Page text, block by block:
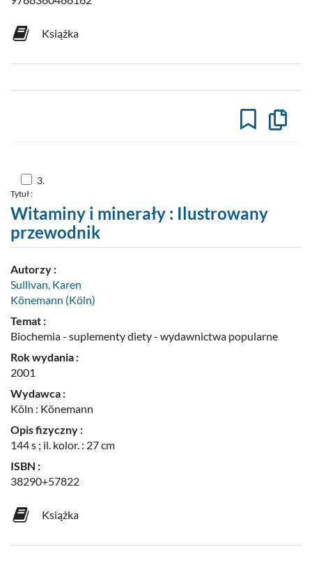
Książka
Skocz
do
nr
3
3.
Tytuł :
Witaminy i minerały : Ilustrowany
przewodnik
Autorzy :
Sullivan, Karen
Könemann (Köln)
Temat :
Biochemia - suplementy diety - wydawnictwa popularne
Rok wydania :
2001
Wydawca :
Köln : Könemann
Opis fizyczny :
144 s ; il. kolor. : 27 cm
ISBN :
38290+57822
Książka